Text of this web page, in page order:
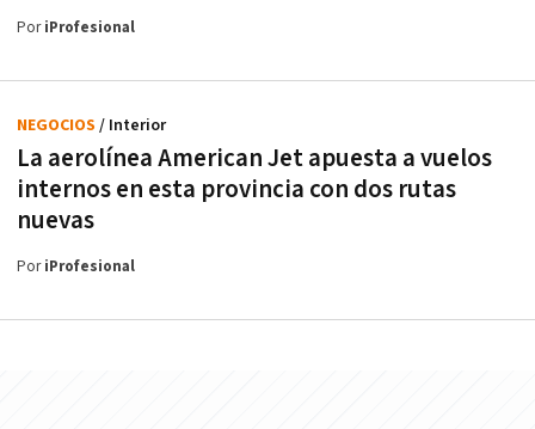
PoriProfesional
La aerolínea American Jet apuesta a vuelos
internos en esta provincia con dos rutas
nuevas
NEGOCIOS / Interior
PoriProfesional